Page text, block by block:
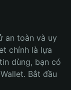
an toàn và uy
chính là lựa
dùng, bạn có
Bắt đầu